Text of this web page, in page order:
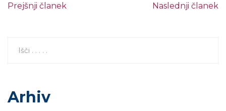
Prejšnji članek Naslednji članek
Arhiv